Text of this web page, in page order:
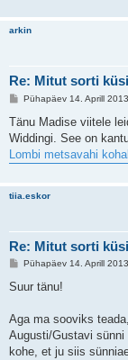
arkin
Re: Mitut sorti
P
s
i
t
u
Pühapäev 14. Aprill
Tänu Madise viitele
Widdingi. See on
Lombi metsavahi
tiia.eskor
Re: Mitut sorti
P
s
t
u
s
Pühapäev 14. Aprill
Suur tänu!
Aga ma sooviks
Augusti/Gustavi
kohe, et ju siis